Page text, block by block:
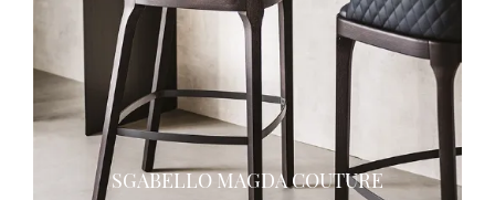
SGABELLO MAGDA COUTURE